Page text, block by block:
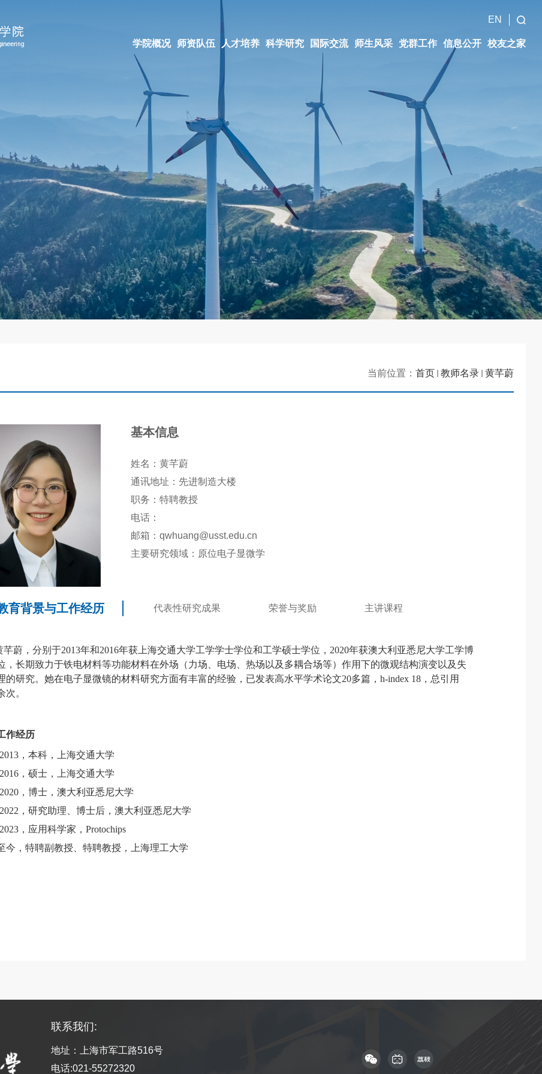
EN
学院概况 师资队伍 人才培养 科学研究 国际交流 师生风采 党群工作 信息公开 校友之家
当前位置：首页 教师名录 黄芊蔚
基本信息
姓名：黄芊蔚
通讯地址：先进制造大楼
职务：特聘教授
电话：
邮箱：qwhuang@usst.edu.cn
主要研究领域：原位电子显微学
育背景与工作经历 代表性研究成果 荣誉与奖励 主讲课程
芊蔚，分别于2013年和2016年获上海交通大学工学学士学位和工学硕士学位， 2020年获澳大利亚悉尼大学工学博
，长期致力于铁电材料等功能材料在外场（力场、电场、热场以及多耦合场等）作用下的微观结构演变以及失
的研究。她在电子显微镜的材料研究方面有丰富的经验，已发表高水平学术论文20多篇， h-index 18，总引用
次。
作经历
，本科，上海交通大学
，硕士，上海交通大学
，博士，澳大利亚悉尼大学
，研究助理、博士后，澳大利亚悉尼大学
，应用科学家， Protochips
今，特聘副教授、特聘教授，上海理工大学
联系我们:
地址：上海市军工路516号
电话:021-55272320